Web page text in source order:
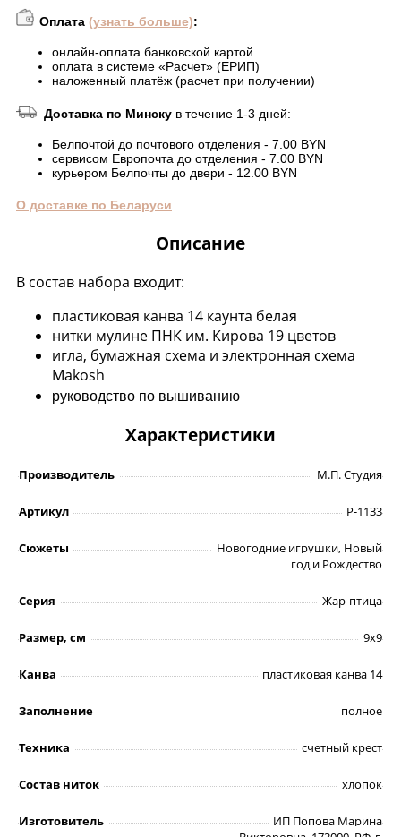
Оплата (узнать больше):
онлайн-оплата банковской картой
оплата в системе «Расчет» (ЕРИП)
наложенный платёж (расчет при получении)
Доставка по Минску в течение 1-3 дней:
Белпочтой до почтового отделения - 7.00 BYN
сервисом Европочта до отделения - 7.00 BYN
курьером Белпочты до двери - 12.00 BYN
О доставке по Беларуси
Описание
В состав набора входит:
пластиковая канва 14 каунта белая
нитки мулине ПНК им. Кирова 19 цветов
игла, бумажная схема и электронная схема
Makosh
руководство по вышиванию
Характеристики
Производитель М.П. Студия
Артикул Р-1133
Сюжеты
Новогодние игрушки, Новый
год и Рождество
Серия Жар-птица
Размер, см 9х9
Канва пластиковая канва 14
Заполнение полное
Техника счетный крест
Состав ниток хлопок
Изготовитель
ИП Попова Марина